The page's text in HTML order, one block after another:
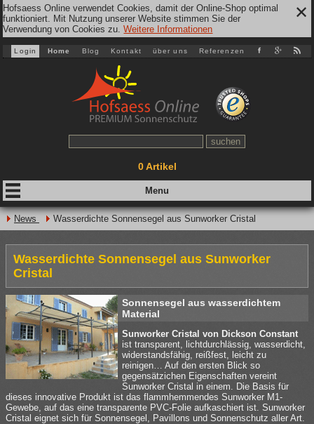
Hofsaess Online verwendet Cookies, damit der Online-Shop optimal
funktioniert. Mit Nutzung unserer Website stimmen Sie der
Verwendung von Cookies zu.Weitere Informationen
✕
Login Home Blog Kontakt über uns Referenzen
0Artikel
News Wasserdichte Sonnensegel aus Sunworker Cristal
Wasserdichte Sonnensegel aus Sunworker
Cristal
Sonnensegel aus wasserdichtem
Material
Sunworker Cristal von Dickson Constant
ist transparent, lichtdurchlässig, wasserdicht,
widerstandsfähig, reißfest, leicht zu
reinigen… Auf den ersten Blick so
gegensätzichen Eigenschaften vereint
Sunworker Cristal in einem. Die Basis für
dieses innovative Produkt ist das flammhemmendes Sunworker M1-
Gewebe, auf das eine transparente PVC-Folie aufkaschiert ist. Sunworker
Cristal eignet sich für Sonnensegel, Pavillons und Sonnenschutz aller Art.